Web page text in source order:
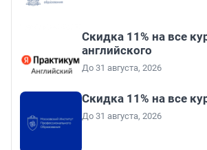
Скидка 11% на все
английского
До 31 августа, 2026
Скидка 11% на все
До 31 августа, 2026